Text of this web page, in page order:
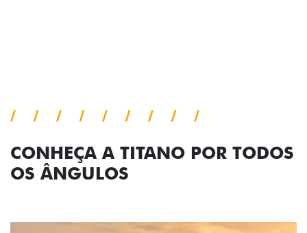
CONHEÇA A TITANO POR TODOS
OS ÂNGULOS